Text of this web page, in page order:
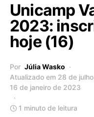
Unicamp
2023:
hoje (16)
Por Júlia Wasko
Atualizado em 28 de
16 de janeiro de 2023
1 minuto de leitura